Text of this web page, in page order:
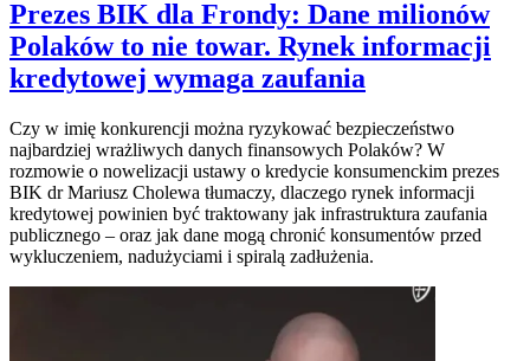
Prezes BIK dla Frondy: Dane milionów
Polaków to nie towar. Rynek informacji
kredytowej wymaga zaufania
Czy w imię konkurencji można ryzykować bezpieczeństwo
najbardziej wrażliwych danych finansowych Polaków? W
rozmowie o nowelizacji ustawy o kredycie konsumenckim prezes
BIK dr Mariusz Cholewa tłumaczy, dlaczego rynek informacji
kredytowej powinien być traktowany jak infrastruktura zaufania
publicznego – oraz jak dane mogą chronić konsumentów przed
wykluczeniem, nadużyciami i spiralą zadłużenia.